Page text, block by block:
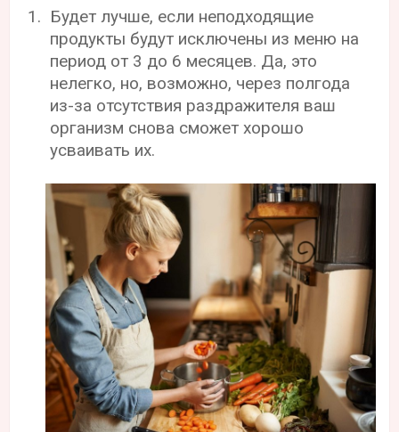
Будет лучше, если неподходящие
продукты будут исключены из меню на
период от 3 до 6 месяцев. Да, это
нелегко, но, возможно, через полгода
из-за отсутствия раздражителя ваш
организм снова сможет хорошо
усваивать их.